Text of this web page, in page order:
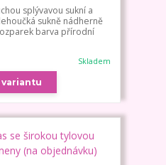
splývavou sukní a
sukně nádherně
barva přírodní
Skladem